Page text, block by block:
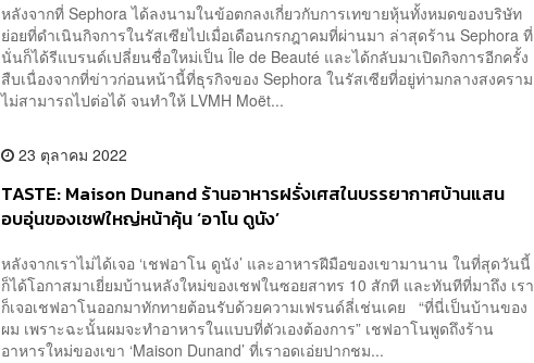
หลังจากที่ Sephora ได้ลงนามในข้อตกลงเกี่ยวกับการเทขายหุ้นทั้งหมดของบริษัท
ย่อยที่ดำเนินกิจการในรัสเซียไปเมื่อเดือนกรกฎาคมที่ผ่านมา ล่าสุดร้าน Sephora ที่
นั่นก็ได้รีแบรนด์เปลี่ยนชื่อใหม่เป็น Île de Beauté และได้กลับมาเปิดกิจการอีกครั้ง
สืบเนื่องจากที่ข่าวก่อนหน้านี้ที่ธุรกิจของ Sephora ในรัสเซียที่อยู่ท่ามกลางสงคราม
ไม่สามารถไปต่อได้ จนทำให้ LVMH Moët...
23 ตุลาคม 2022
TASTE: Maison Dunand ร้านอาหารฝรั่งเศสในบรรยากาศบ้านแสน
อบอุ่นของเชฟใหญ่หน้าคุ้น ‘อาโน ดูนัง’
หลังจากเราไม่ได้เจอ ‘เชฟอาโน ดูนัง’ และอาหารฝีมือของเขามานาน ในที่สุดวันนี้
ก็ได้โอกาสมาเยี่ยมบ้านหลังใหม่ของเชฟในซอยสาทร 10 สักที และทันทีที่มาถึง เรา
ก็เจอเชฟอาโนออกมาทักทายต้อนรับด้วยความเฟรนด์ลี่เช่นเคย “ที่นี่เป็นบ้านของ
ผม เพราะฉะนั้นผมจะทำอาหารในแบบที่ตัวเองต้องการ” เชฟอาโนพูดถึงร้าน
อาหารใหม่ของเขา ‘Maison Dunand’ ที่เราอดเอ่ยปากชม...